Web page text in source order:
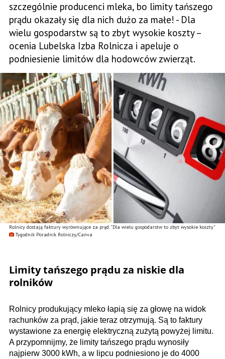
Rolnicy dostają faktury wyrównujące za prąd. ”Dla wielu gospodarstw to zbyt wysokie koszty”
Tygodnik Poradnik Rolniczy/Canva
szczególnie producenci mleka, bo limity tańszego
prądu okazały się dla nich dużo za małe! - Dla
wielu gospodarstw są to zbyt wysokie koszty –
ocenia Lubelska Izba Rolnicza i apeluje o
podniesienie limitów dla hodowców zwierząt.
Limity tańszego prądu za niskie dla
rolników
Rolnicy produkujący mleko łapią się za głowę na widok
rachunków za prąd, jakie teraz otrzymują. Są to faktury
wystawione za energię elektryczną zużytą powyżej limitu.
A przypomnijmy, że limity tańszego prądu wynosiły
najpierw 3000 kWh, a w lipcu podniesiono je do 4000